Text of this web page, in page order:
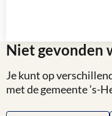
Lees
over
Niet gevonden
Je kunt op
met de gemeente ’s-